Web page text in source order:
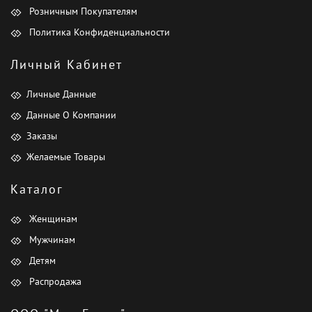
Розничным Покупателям
Политика Конфиденциальности
Личный Кабинет
Личные Данные
Данные О Компании
Заказы
Желаемые Товары
Каталог
Женщинам
Мужчинам
Детям
Распродажа